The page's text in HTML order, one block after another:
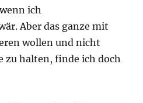
ich
Aber das ganze mit
wollen und nicht
zu halten, finde ich doch